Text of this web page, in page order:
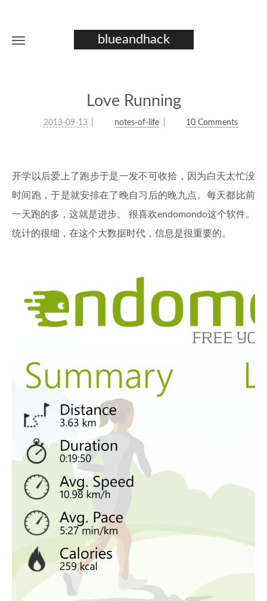
blueandhack
Love Running
2013-09-13 notes-of-life 10 Comments
开学以后爱上了跑步于是一发不可收拾，因为白天太忙没
时间跑，于是就安排在了晚自习后的晚九点。每天都比前
一天跑的多，这就是进步。 很喜欢endomondo这个软件。
统计的很细，在这个大数据时代，信息是很重要的。